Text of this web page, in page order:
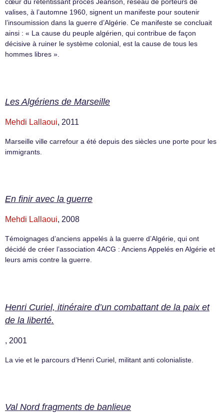
cœur du retentissant procès Jeanson, réseau de porteurs de
valises, à l’automne 1960, signent un manifeste pour soutenir
l’insoumission dans la guerre d’Algérie. Ce manifeste se concluait
ainsi : « La cause du peuple algérien, qui contribue de façon
décisive à ruiner le système colonial, est la cause de tous les
hommes libres ».
Les Algériens de Marseille
Mehdi Lallaoui, 2011
Marseille ville carrefour a été depuis des siècles une porte pour les
immigrants.
En finir avec la guerre
Mehdi Lallaoui, 2008
Témoignages d’anciens appelés à la guerre d’Algérie, qui ont
décidé de créer l’association 4ACG : Anciens Appelés en Algérie et
leurs amis contre la guerre.
Henri Curiel, itinéraire d’un combattant de la paix et
de la liberté.
, 2001
La vie et le parcours d’Henri Curiel, militant anti colonialiste.
Val Nord fragments de banlieue